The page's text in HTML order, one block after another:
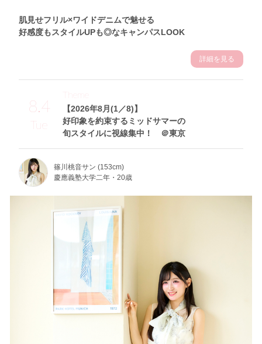
肌見せフリル×ワイドデニムで魅せる
好感度もスタイルUPも◎なキャンパスLOOK
詳細を見る
8.4
Tue
【2026年8月(1／8)】
好印象を約束するミッドサマーの
旬スタイルに視線集中！ ＠東京
Theme
篠川桃音サン (153cm)
慶應義塾大学二年・20歳